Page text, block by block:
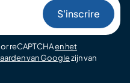
reCAPTCHAen het
van Googlezijn van